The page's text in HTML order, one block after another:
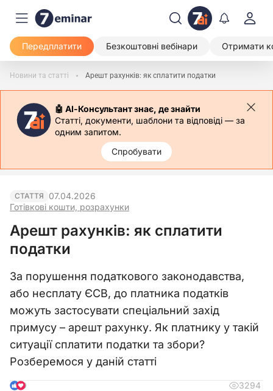
Передплатити Безкоштовні вебінари Отримати
Новини та статті Арешт рахунків: як сплатити податки
🤖 АІ-Консультант знає, де знайти
Статті, документи, шаблони та відповіді — за
одним запитом.
Спробувати
СТАТТЯ
Готівкові кошти, розрахунки
07.04.2026
Арешт рахунків: як сплатити
податки
За порушення податкового законодавства,
або несплату ЄСВ, до платника податків
можуть застосувати спеціальний захід
примусу – арешт рахунку. Як платнику у такій
ситуації сплатити податки та збори?
Розберемося у даній статті
9
3294